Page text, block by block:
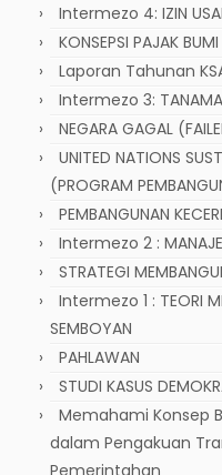
Intermezo 4: IZIN
KONSEPSI PAJAK
Laporan Tahunan
Intermezo 3:
NEGARA GAGAL
UNITED NATIONS
(PROGRAM
PEMBANGUNAN
Intermezo 2 :
STRATEGI
Intermezo 1 : TEORI
SEMBOYAN
PAHLAWAN
STUDI KASUS
Memahami Konsep
dalam Pengakuan
Pemerintahan